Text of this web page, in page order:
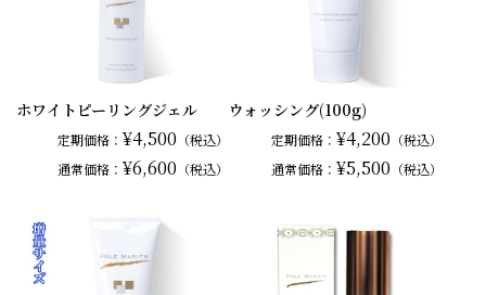
ホワイトピーリングジェル
定期価格：¥4,500 （税込）
通常価格：¥6,600 （税込）
ウォッシング(100g)
定期価格： ¥4,200 （税込）
通常価格： ¥5,500 （税込）